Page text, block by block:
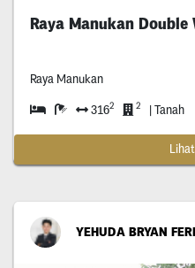
Raya Manukan Double
Raya Manukan
3162 2 | Tanah
YEHUDA BRYAN